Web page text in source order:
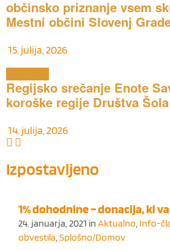
občinsko priznanje vsem
Mestni občini Slovenj
15. julija, 2026
Regijsko srečanje Enote
koroške regije Društva
14. julija, 2026
Izpostavljeno
1% dohodnine – donacija, ki
24. januarja, 2021 in Aktualno, Info-
obvestila, Splošno/Domov